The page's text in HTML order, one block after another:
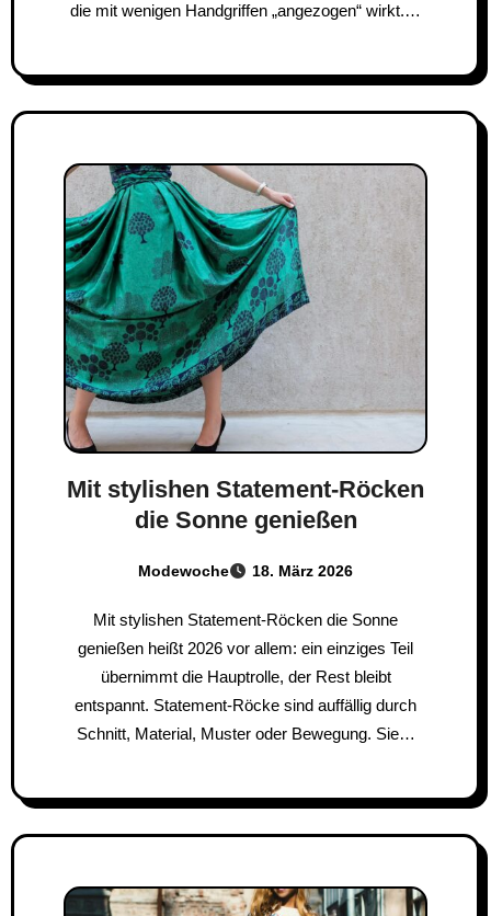
die mit wenigen Handgriffen „angezogen“ wirkt.…
Mit stylishen Statement-Röcken
die Sonne genießen
Modewoche 18. März 2026
Mit stylishen Statement-Röcken die Sonne
genießen heißt 2026 vor allem: ein einziges Teil
übernimmt die Hauptrolle, der Rest bleibt
entspannt. Statement-Röcke sind auffällig durch
Schnitt, Material, Muster oder Bewegung. Sie…